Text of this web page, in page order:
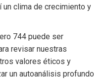
un clima de crecimiento y
744 puede ser
revisar nuestras
valores éticos y
un autoanálisis profundo